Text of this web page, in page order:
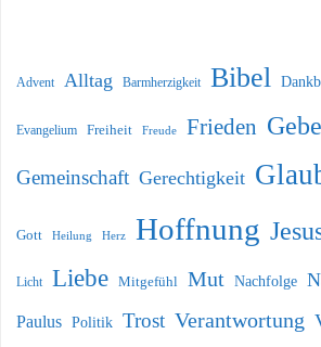
Advent Alltag Barmherzigkeit Bibel
Evangelium Freiheit Freude Frieden
Gemeinschaft Gerechtigkeit
Gott Heilung Herz Hoffnung
Licht Liebe Mitgefühl Mut Nachfolge
Paulus Politik Trost Verantwortung